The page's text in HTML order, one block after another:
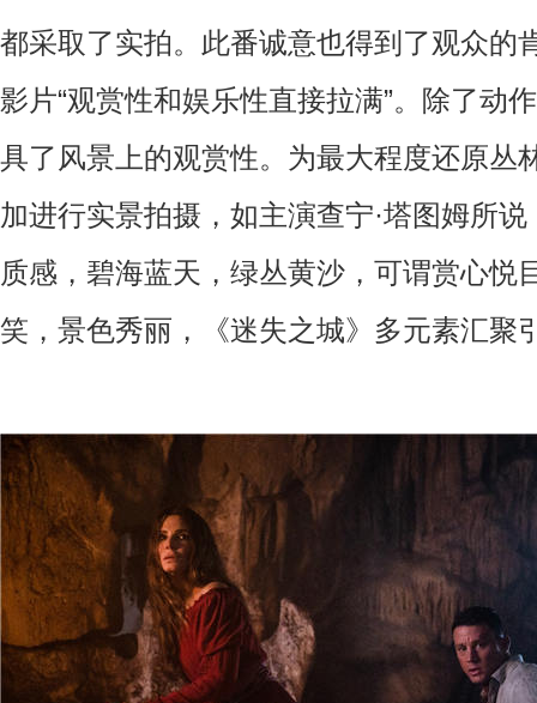
都采取了实拍。此番诚意也得到了观众的
影片“观赏性和娱乐性直接拉满”。除了动
具了风景上的观赏性。为最大程度还原丛
加进行实景拍摄，如主演查宁·塔图姆所
质感，碧海蓝天，绿丛黄沙，可谓赏心悦
笑，景色秀丽，《迷失之城》多元素汇聚